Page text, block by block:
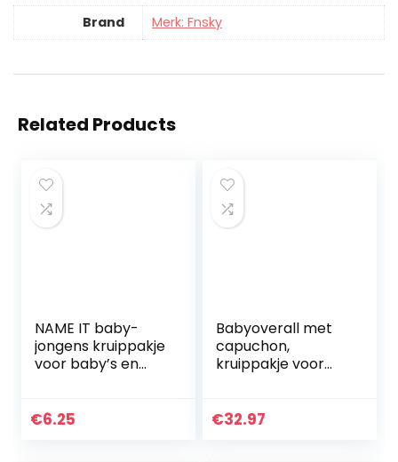
Brand Merk: Fnsky
Related Products
NAME IT baby-
jongens kruippakje
voor baby’s en
LEGGING NOOS
€6.25
Babyoverall met
capuchon,
kruippakje voor
outfits, warm,
€32.97